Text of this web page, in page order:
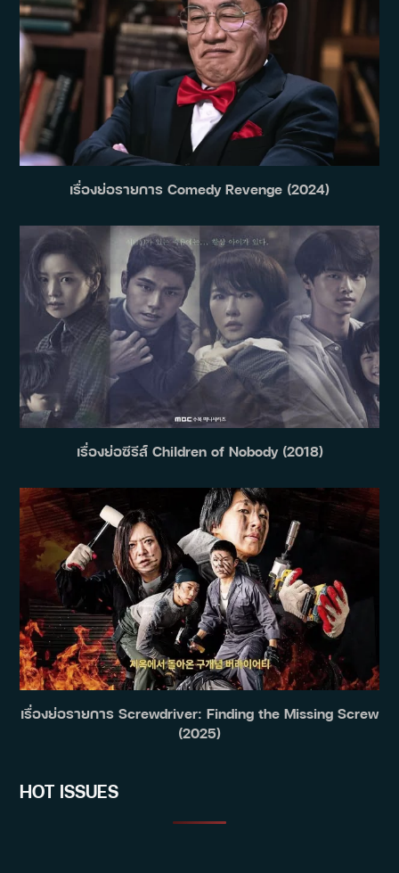
เรื่องย่อรายการ Comedy Revenge (2024)
เรื่องย่อซีรีส์ Children of Nobody (2018)
เรื่องย่อรายการ Screwdriver: Finding the Missing Screw
(2025)
HOT ISSUES